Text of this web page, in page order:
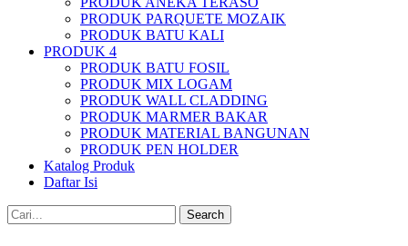
PRODUK PARQUETE MOZAIK
PRODUK BATU KALI
PRODUK 4
PRODUK BATU FOSIL
PRODUK MIX LOGAM
PRODUK WALL CLADDING
PRODUK MARMER BAKAR
PRODUK MATERIAL BANGUNAN
PRODUK PEN HOLDER
Katalog Produk
Daftar Isi
Search